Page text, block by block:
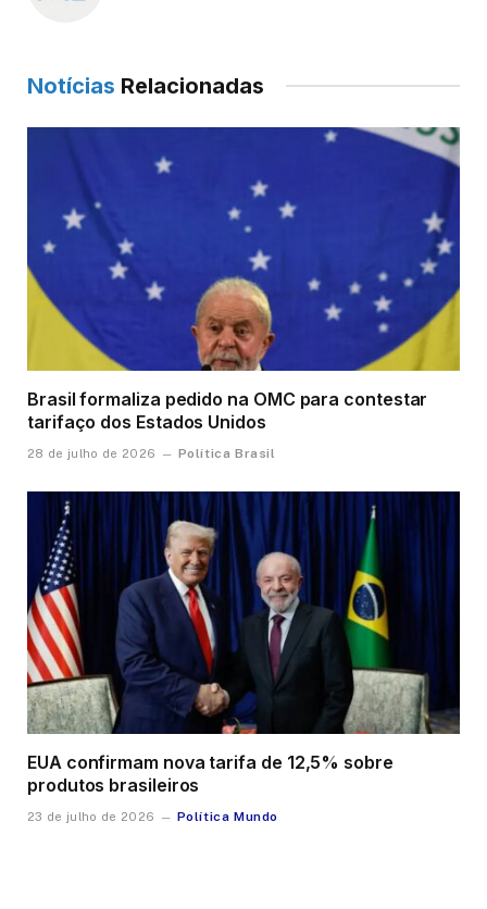
Notícias Relacionadas
Brasil formaliza pedido na OMC para contestar
tarifaço dos Estados Unidos
28 de julho de 2026 Política Brasil
EUA confirmam nova tarifa de 12,5% sobre
produtos brasileiros
23 de julho de 2026 Política Mundo